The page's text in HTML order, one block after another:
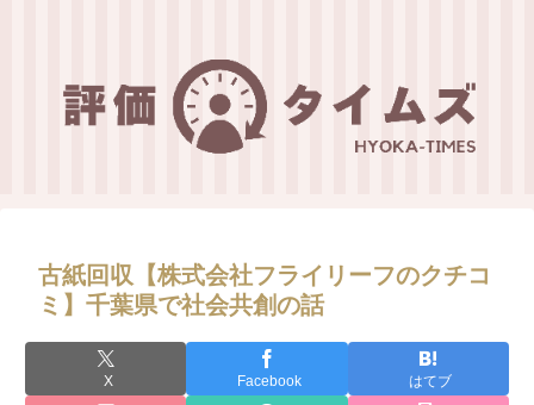
古紙回収【株式会社フライリーフのクチコ
ミ】千葉県で社会共創の話
X Facebook はてブ